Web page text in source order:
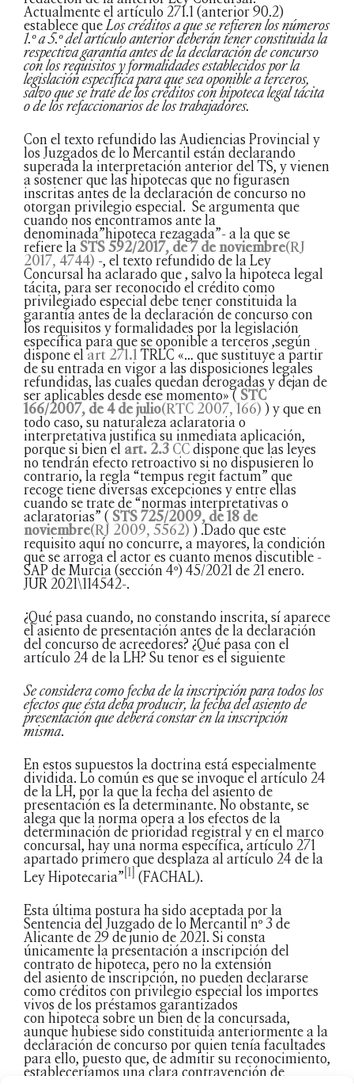
Actualmente el artículo 271.1 (anterior 90.2)
establece queLos créditos a que se refieren los números
1.º a 5.º del artículo anterior deberán tener constituida la
respectiva garantía antes de la declaración de concurso
con los requisitos y formalidades establecidos por la
legislación específica para que sea oponible a terceros,
salvo que se trate de los créditos con hipoteca legal tácita
o de los refaccionarios de los trabajadores.
Con el texto refundido las Audiencias Provincial y
los Juzgados de lo Mercantil están declarando
superada la interpretación anterior del TS, y vienen
a sostener que las hipotecas que no figurasen
inscritas antes de la declaración de concurso no
otorgan privilegio especial. Se argumenta que
cuando nos encontramos ante la
denominada”hipoteca rezagada”- a la que se
refiere la STS 592/2017, de 7 de noviembre(RJ
2017, 4744) -, el texto refundido de la Ley
Concursal ha aclarado que , salvo la hipoteca legal
tácita, para ser reconocido el crédito como
privilegiado especial debe tener constituida la
garantía antes de la declaración de concurso con
los requisitos y formalidades por la legislación
específica para que se oponible a terceros ,según
dispone elart 271.1 TRLC «… que sustituye a partir
de su entrada en vigor a las disposiciones legales
refundidas, las cuales quedan derogadas y dejan de
ser aplicables desde ese momento» ( STC
166/2007, de 4 de julio(RTC 2007, 166) ) y que en
todo caso, su naturaleza aclaratoria o
interpretativa justifica su inmediata aplicación,
porque si bien el art. 2.3 CCdispone que las leyes
no tendrán efecto retroactivo si no dispusieren lo
contrario, la regla “tempus regit factum” que
recoge tiene diversas excepciones y entre ellas
cuando se trate de “normas interpretativas o
aclaratorias” ( STS 725/2009, de 18 de
noviembre(RJ 2009, 5562) ) .Dado que este
requisito aquí no concurre, a mayores, la condición
que se arroga el actor es cuanto menos discutible -
SAP de Murcia (sección 4º) 45/2021 de 21 enero.
JUR 2021\114542-.
¿Qué pasa cuando, no constando inscrita, sí aparece
el asiento de presentación antes de la declaración
del concurso de acreedores? ¿Qué pasa con el
artículo 24 de la LH? Su tenor es el siguiente
Se considera como fecha de la inscripción para todos los
efectos que ésta deba producir, la fecha del asiento de
presentación que deberá constar en la inscripción
misma.
En estos supuestos la doctrina está especialmente
dividida. Lo común es que se invoque el artículo 24
de la LH, por la que la fecha del asiento de
presentación es la determinante. No obstante, se
alega que la norma opera a los efectos de la
determinación de prioridad registral y en el marco
concursal, hay una norma específica, artículo 271
apartado primero que desplaza al artículo 24 de la
Ley Hipotecaria”[1] (FACHAL).
Esta última postura ha sido aceptada por la
Sentencia del Juzgado de lo Mercantil nº 3 de
Alicante de 29 de junio de 2021. Si consta
únicamente la presentación a inscripción del
contrato de hipoteca, pero no la extensión
del asiento de inscripción, no pueden declararse
como créditos con privilegio especial los importes
vivos de los préstamos garantizados
con hipoteca sobre un bien de la concursada,
aunque hubiese sido constituida anteriormente a la
declaración de concurso por quien tenía facultades
para ello, puesto que, de admitir su reconocimiento,
estableceríamos una clara contravención de